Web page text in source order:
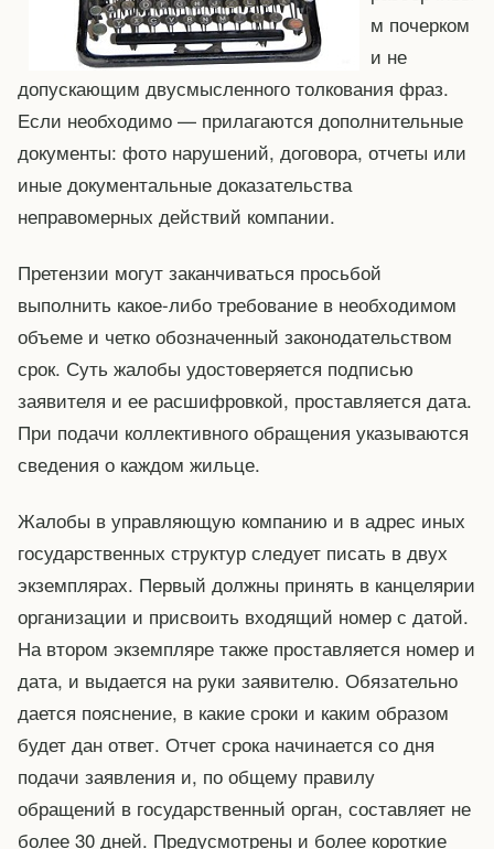
м почерком
и не
допускающим двусмысленного толкования фраз.
Если необходимо — прилагаются дополнительные
документы: фото нарушений, договора, отчеты или
иные документальные доказательства
неправомерных действий компании.
Претензии могут заканчиваться просьбой
выполнить какое-либо требование в необходимом
объеме и четко обозначенный законодательством
срок. Суть жалобы удостоверяется подписью
заявителя и ее расшифровкой, проставляется дата.
При подачи коллективного обращения указываются
сведения о каждом жильце.
Жалобы в управляющую компанию и в адрес иных
государственных структур следует писать в двух
экземплярах. Первый должны принять в канцелярии
организации и присвоить входящий номер с датой.
На втором экземпляре также проставляется номер и
дата, и выдается на руки заявителю. Обязательно
дается пояснение, в какие сроки и каким образом
будет дан ответ. Отчет срока начинается со дня
подачи заявления и, по общему правилу
обращений в государственный орган, составляет не
более 30 дней. Предусмотрены и более короткие